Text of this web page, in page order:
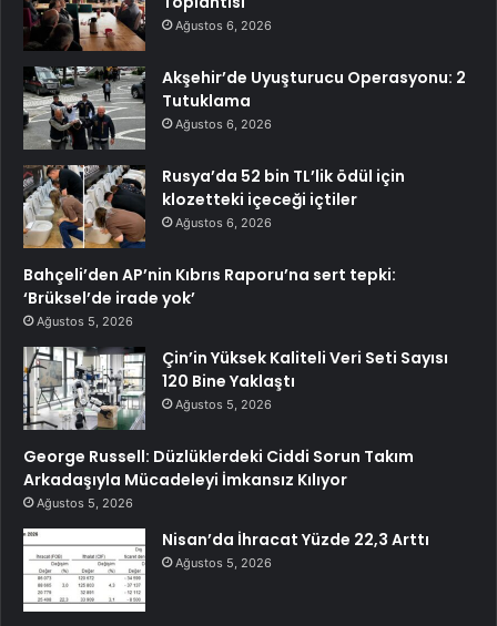
Ağustos 6, 2026
Akşehir’de Uyuşturucu Operasyonu: 2
Tutuklama
Ağustos 6, 2026
Rusya’da 52 bin TL’lik ödül için
klozetteki içeceği içtiler
Ağustos 6, 2026
Bahçeli’den AP’nin Kıbrıs Raporu’na sert tepki:
‘Brüksel’de irade yok’
Ağustos 5, 2026
Çin’in Yüksek Kaliteli Veri Seti Sayısı
120 Bine Yaklaştı
Ağustos 5, 2026
George Russell: Düzlüklerdeki Ciddi Sorun Takım
Arkadaşıyla Mücadeleyi İmkansız Kılıyor
Ağustos 5, 2026
Nisan’da İhracat Yüzde 22,3 Arttı
Ağustos 5, 2026